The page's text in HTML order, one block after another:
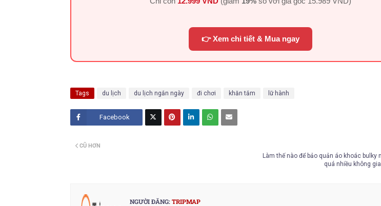
👉 Xem chi tiết & Mua ngay
Tags du lịch du lịch ngắn ngày đi chơi khăn tắm lữ hành
Facebook
Làm thế nào để bảo quản áo khoác bulky
quá nhiều không
CŨ HƠN
NGƯỜI ĐĂNG:TRIPMAP